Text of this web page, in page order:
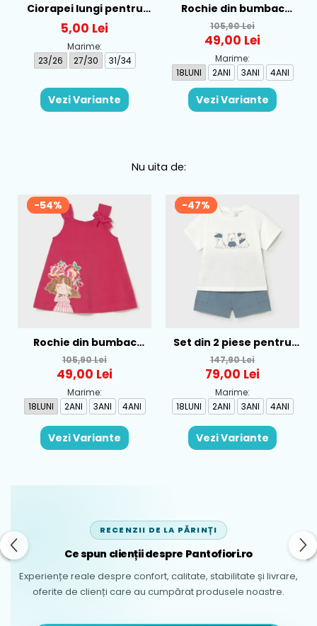
Ciorapei lungi pentru
fete cu personaj LOL -
52-34-315
5,00 Lei
Marime:
23/26
27/30 31/34
Vezi Variante
Rochie din bumbac
pentru fete Mayoral,
Rosu - 1930-069
105,90 Lei
49,00 Lei
Marime:
18LUNI
2ANI 3ANI 4ANI
Vezi Variante
Nu uita de:
-54%
Rochie din bumbac
pentru fete Mayoral,
Rosu - 1930-069
105,90 Lei
49,00 Lei
Marime:
18LUNI
2ANI 3ANI 4ANI
Vezi Variante
-47%
Set din 2 piese pentru
baieti Mayoral, Alb-
Albastru - 1665-31
147,90 Lei
79,00 Lei
Marime:
18LUNI
2ANI 3ANI 4ANI
Vezi Variante
RECENZII DE LA PĂRINȚI
Ce spun clienții despre Pantofiori.ro
Experiențe reale despre confort, calitate, stabilitate și livrare,
oferite de clienți care au cumpărat produsele noastre.